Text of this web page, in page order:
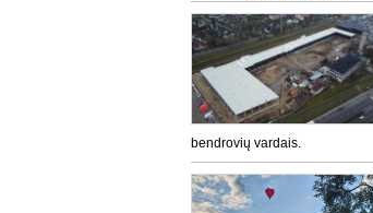
bendrovių vardais.